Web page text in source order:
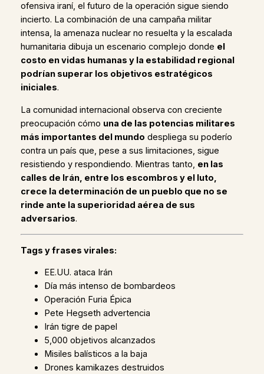
ofensiva iraní, el futuro de la operación sigue siendo
incierto. La combinación de una campaña militar
intensa, la amenaza nuclear no resuelta y la escalada
humanitaria dibuja un escenario complejo donde el
costo en vidas humanas y la estabilidad regional
podrían superar los objetivos estratégicos
iniciales.
La comunidad internacional observa con creciente
preocupación cómo una de las potencias militares
más importantes del mundo despliega su poderío
contra un país que, pese a sus limitaciones, sigue
resistiendo y respondiendo. Mientras tanto, en las
calles de Irán, entre los escombros y el luto,
crece la determinación de un pueblo que no se
rinde ante la superioridad aérea de sus
adversarios.
Tags y frases virales:
EE.UU. ataca Irán
Día más intenso de bombardeos
Operación Furia Épica
Pete Hegseth advertencia
Irán tigre de papel
5,000 objetivos alcanzados
Misiles balísticos a la baja
Drones kamikazes destruidos